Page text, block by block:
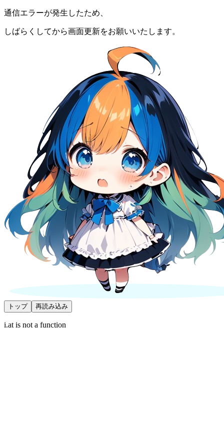
通信エラーが発生したため、
しばらくしてから画面更新をお願いいたします。
トップ 再読み込み
i.at is not a function